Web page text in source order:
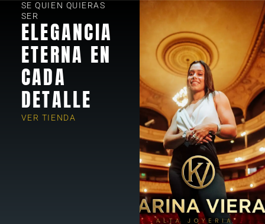
SE QUIEN QUIERAS
SER
ELEGANCIA
ETERNA EN
CADA
DETALLE
VER TIENDA